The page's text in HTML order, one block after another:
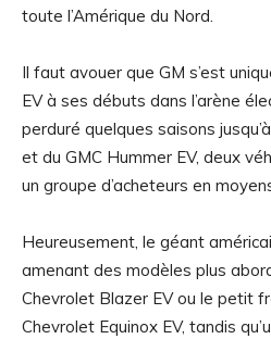
toute l’Amérique du Nord.
Il faut avouer que GM s’est
EV à ses débuts dans l’arène
perduré quelques saisons
et du GMC Hummer EV, deux
un groupe d’acheteurs en
Heureusement, le géant
amenant des modèles plus
Chevrolet Blazer EV ou le petit
Chevrolet Equinox EV, tandis